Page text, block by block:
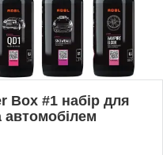
Box #1 набір для
автомобілем